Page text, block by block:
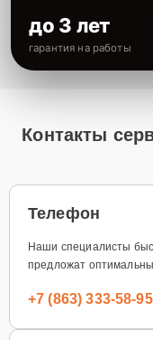
до 3 лет
гарантия на работы
Контакты
Телефон
Наши специалисты
предложат
+7 (863) 333-58-95